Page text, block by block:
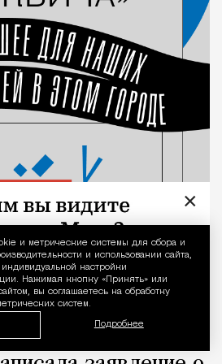
Уведомление
и метрические системы для сбора и
и использовании сайта,
настройки
Нажимая кнопку «Принять» или
вы соглашаетесь на обработку
систем.
Подробнее
кафе с
×